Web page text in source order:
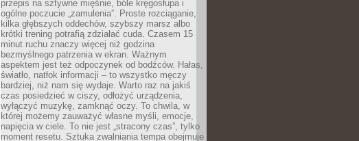
przepis na sztywne mięśnie, bóle kręgosłupa i
ogólne poczucie „zamulenia”. Proste rozciąganie,
kilka głębszych oddechów, szybszy marsz albo
krótki trening potrafią zdziałać cuda. Czasem 15
minut ruchu znaczy więcej niż godzina
bezmyślnego patrzenia w ekran. Ważnym
aspektem jest też odpoczynek od bodźców. Hałas,
światło, natłok informacji – to wszystko męczy
bardziej, niż nam się wydaje. Warto raz na jakiś
czas posiedzieć w ciszy, odłożyć urządzenia,
wyłączyć muzykę, zamknąć oczy. To chwila, w
której możemy zauważyć własne myśli, emocje,
napięcia w ciele. To nie jest „stracony czas”, tylko
moment resetu. Sztuka zwalniania tempa obejmuje